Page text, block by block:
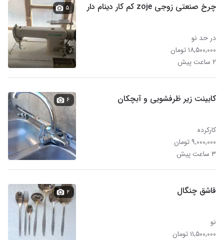
چرخ صنعتی زوجی zoje کم کار دینام دار
در حد نو
۱۸,۵۰۰,۰۰۰ تومان
۲ ساعت پیش
۵
کابینت زیر ظرفشویی و آبچکان
کارکرده
۹,۰۰۰,۰۰۰ تومان
۳ ساعت پیش
۶
قاشق چنگال
نو
۱۱,۵۰۰,۰۰۰ تومان
۲